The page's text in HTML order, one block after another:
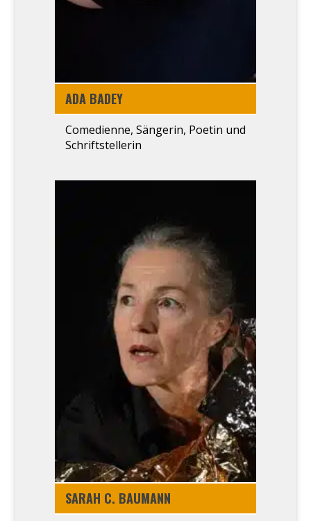
ADA BADEY
Come­di­en­ne, Sän­ge­rin, Poe­tin und
Schrift­stel­le­rin
SARAH C. BAU­MANN